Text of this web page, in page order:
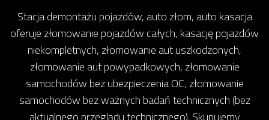
Stacja demontażu pojazdów, auto złom, auto kasacja
oferuje złomowanie pojazdów całych, kasację pojazdów
niekompletnych, złomowanie aut uszkodzonych,
złomowanie aut powypadkowych, złomowanie
samochodów bez ubezpieczenia OC, złomowanie
samochodów bez ważnych badań technicznych (bez